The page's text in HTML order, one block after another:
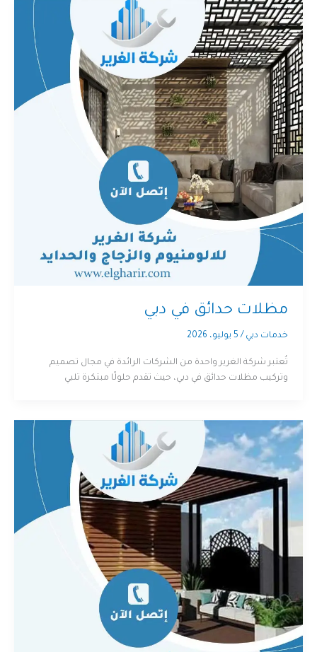
مظلات حدائق في دبي
خدمات دبي / 5 يوليو، 2026
تُعتبر شركة الغرير واحدة من الشركات الرائدة في مجال تصميم
وتركيب مظلات حدائق في دبي، حيث تقدم حلولًا مبتكرة تلبي